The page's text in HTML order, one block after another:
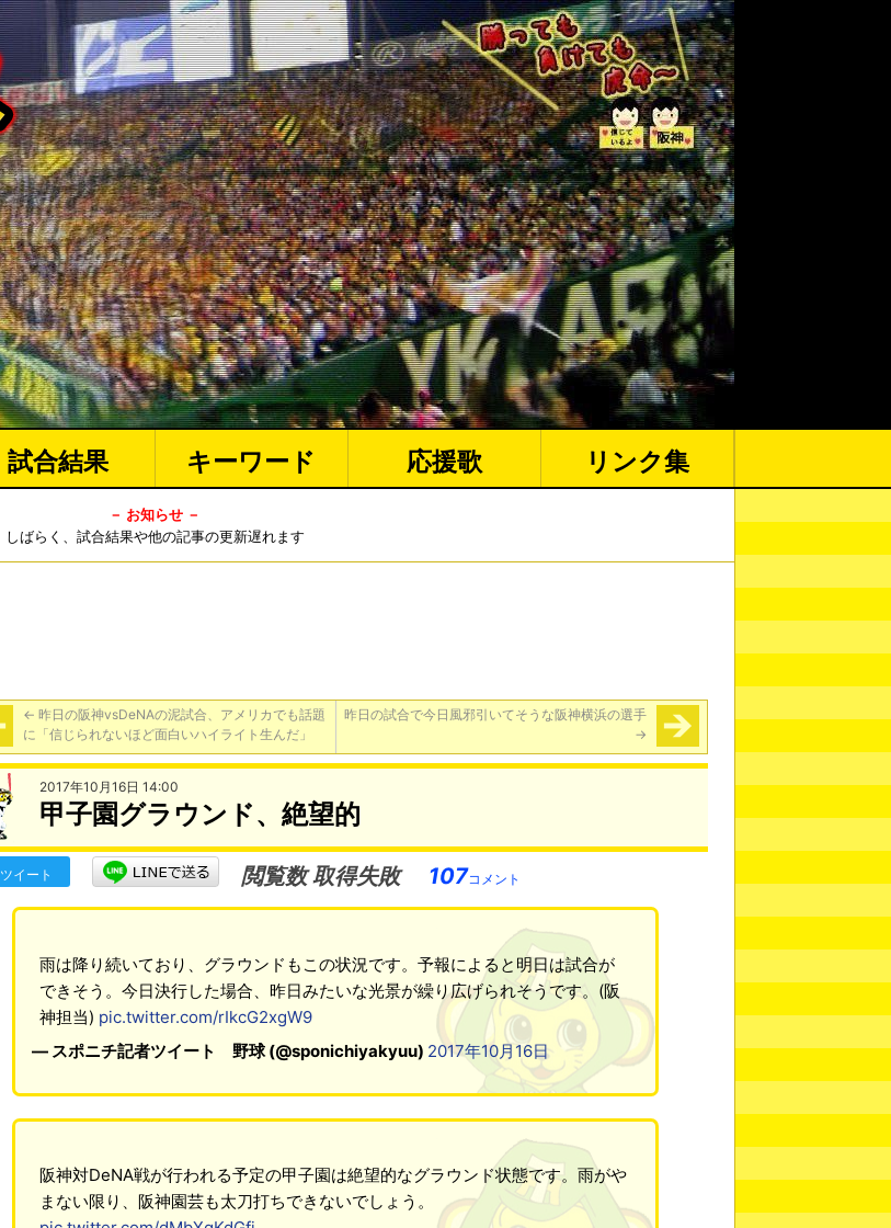
試合結果 キーワード 応援歌 リンク集
－ お知らせ －
しばらく、試合結果や他の記事の更新遅れます
← 昨日の阪神vsDeNAの泥試合、アメリカでも話題
に「信じられないほど面白いハイライト生んだ」
昨日の試合で今日風邪引いてそうな阪神横浜の選手
→
2017年10月16日 14:00
甲子園グラウンド、絶望的
ツイート 閲覧数 取得失敗 107コメント
雨は降り続いており、グラウンドもこの状況です。予報によると明日は試合が
できそう。今日決行した場合、昨日みたいな光景が繰り広げられそうです。(阪
神担当) pic.twitter.com/rIkcG2xgW9
— スポニチ記者ツイート 野球 (@sponichiyakyuu) 2017年10月16日
阪神対DeNA戦が行われる予定の甲子園は絶望的なグラウンド状態です。雨がや
まない限り、阪神園芸も太刀打ちできないでしょう。